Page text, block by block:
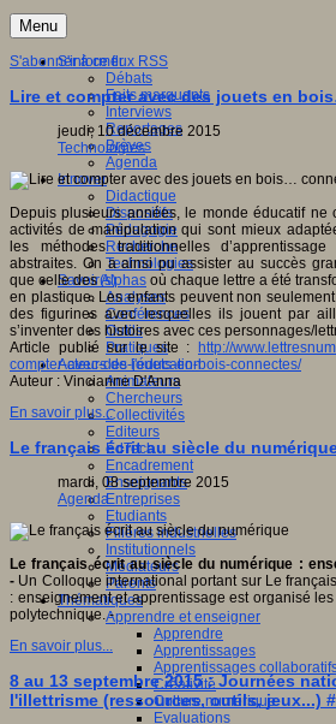
Menu
S'informer
Débats
Faits marquants
Interviews
Reportages
Brèves
Agenda
Innover
Didactique
Dispositifs
Pédagogie
Recherche
Technologies
Savoir(s)
Analyses
Conférences
Outils
Pratiques
Acteurs de l'éducation
Animateurs
Chercheurs
Collectivités
Editeurs
EdTech
Encadrement
Enseignants
Entreprises
Etudiants
Filières industrielles
Institutionnels
Médiateurs
Parents
Thématiques
Apprendre et enseigner
Apprendre
Apprentissages
Apprentissages
Créativité
Culture numérique
Evaluations
S'abonner à ce flux RSS
Lire et compter avec des jouets en
jeudi, 10 décembre 2015
Technologies
Depuis plusieurs années, le monde éducatif
activités de manipulation qui sont mieux
les méthodes traditionnelles
abstraites. On a ainsi pu assister au succès
que celle desAlphas où chaque lettre a été
en plastique. Les enfants peuvent non
des figurines avec lesquelles ils jouent par
s’inventer des histoires avec ces personnages/
Article publié sur le site :
http://
compter-avec-des-jouets-en-bois-connectes/
Auteur : Vincianne D'Anna
En savoir plus...
Le français écrit au siècle du
mardi, 08 septembre 2015
Agenda
Le français écrit au siècle du numérique :
- Un Colloque international portant sur Le
: enseignement et apprentissage est organisé
polytechnique. -
En savoir plus...
8 au 13 septembre 2015 : Journées
l'illettrisme (ressources, outils, jeux...)